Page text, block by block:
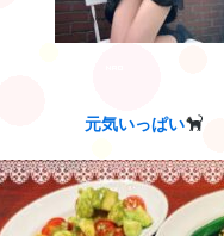
元気いっぱい